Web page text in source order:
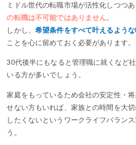
ミドル世代の転職市場が活性化しつつあ
の転職は不可能ではありません。
しかし、希望条件をすべて叶えるよう
ことを心に留めておく必要があります。
30代後半にもなると管理職に就くなど
いる方が多いでしょう。
家庭をもっているため会社の安定性・
せない方もいれば、家族との時間を大
したくないというワークライフバラン
う。